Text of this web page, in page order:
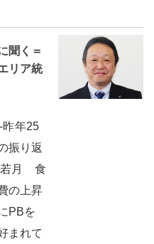
聞く＝
リア統
年25
振り返
若月 食
の上昇
PBを
まれて